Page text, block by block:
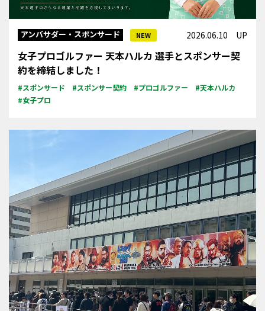
アンバサダー・スポンサード NEW 2026.06.10 UP
女子プロゴルファー 天本ハルカ 選手とスポンサー契
約を締結しました！
#スポンサード #スポンサー契約 #プロゴルファー
#天本ハルカ
#女子プロ